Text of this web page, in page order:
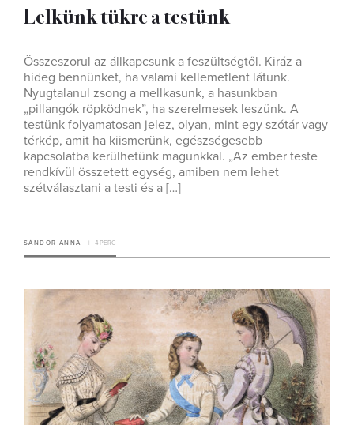
Lelkünk tükre a testünk
Összeszorul az állkapcsunk a feszültségtől. Kiráz a
hideg bennünket, ha valami kellemetlent látunk.
Nyugtalanul zsong a mellkasunk, a hasunkban
„pillangók röpködnek”, ha szerelmesek leszünk. A
testünk folyamatosan jelez, olyan, mint egy szótár vagy
térkép, amit ha kiismerünk, egészségesebb
kapcsolatba kerülhetünk magunkkal. „Az ember teste
rendkívül összetett egység, amiben nem lehet
szétválasztani a testi és a […]
SÁNDOR ANNA 4 PERC